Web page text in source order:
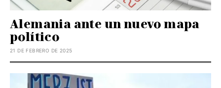
Alemania ante un nuevo mapa
político
21 DE FEBRERO DE 2025